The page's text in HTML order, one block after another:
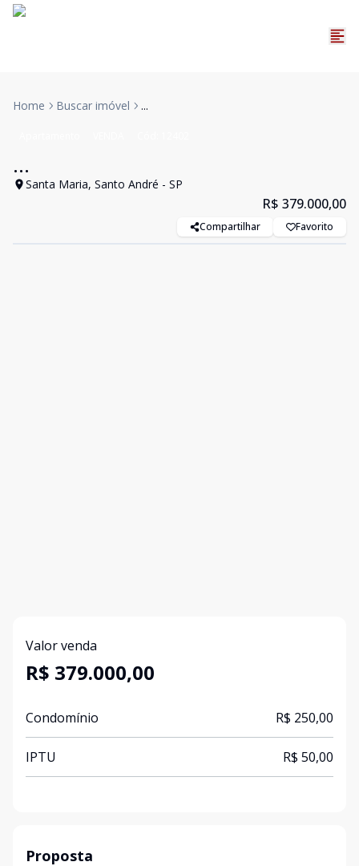
Home Buscar imóvel ...
...
Santa Maria, Santo André - SP
R$ 379.000,00
Compartilhar Favorito
Valor venda
R$ 379.000,00
Condomínio R$ 250,00
IPTU R$ 50,00
Proposta